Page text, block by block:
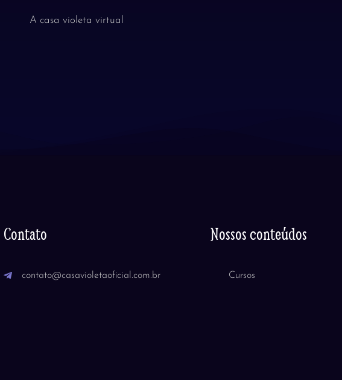
A casa violeta virtual
Contato
contato@casavioletaoficial.com.br
Nossos conteúdos
Cursos